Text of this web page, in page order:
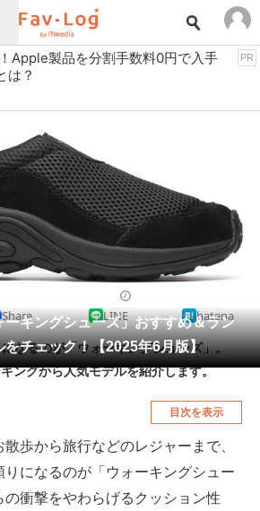
覧
おもちゃ・ホビー
キッチン家電
ゲーム
スイーツ・お菓子
スマホ・携帯電話
ファッション
家電
本・DVD・CD
食品・飲料・お酒
Apple製品を分割手数料0円で入手
は？
PR
ーキングシューズ」おすすめ＆ラン
チェック！【2025年6月版】
Share LINE hatena
なるのが「ウォーキングシューズ」。
ングから人気モデルを紹介します。
目次を表示
歩から旅行などのレジャーまで、
りになるのが「ウォーキングシュー
の衝撃をやわらげるクッション性